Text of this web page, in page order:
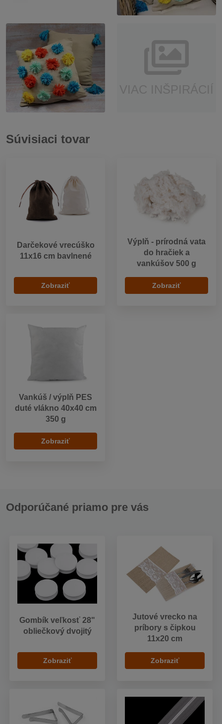
Súvisiaci tovar
Darčekové vrecúško
11x16 cm bavlnené
Zobraziť
Výplň - prírodná vata
do hračiek a
vankúšov 500 g
Zobraziť
Vankúš / výplň PES
duté vlákno 40x40 cm
350 g
Zobraziť
Odporúčané priamo pre vás
Gombík veľkosť 28"
obliečkový dvojitý
Zobraziť
Jutové vrecko na
príbory s čipkou
11x20 cm
Zobraziť